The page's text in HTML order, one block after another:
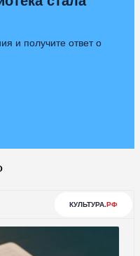
и получите ответ о